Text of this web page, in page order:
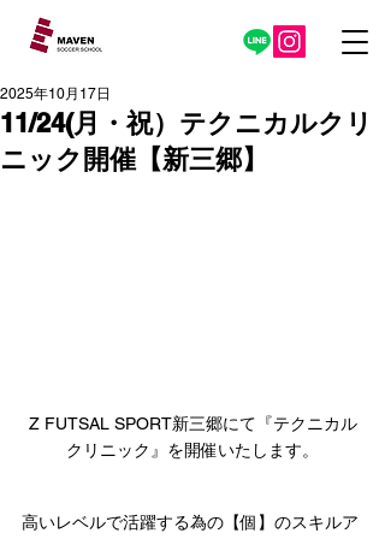
11/24(月・祝）テクニカルクリ
ニック開催【新三郷】
2025年10月17日
Z FUTSAL SPORT新三郷にて『テクニカル
クリニック』を開催いたします。
高いレベルで活躍する為の【個】のスキルア